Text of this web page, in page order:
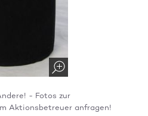
- Fotos zur
Aktionsbetreuer anfragen!